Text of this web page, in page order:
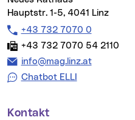
Hauptstr. 1-5, 4041 Linz
Telefon:
+43 732 7070 0
Fax:
+43 732 7070 54 2110
E-Mail Adresse:
info@mag.linz.at
Chatbot ELLI
Kontakt